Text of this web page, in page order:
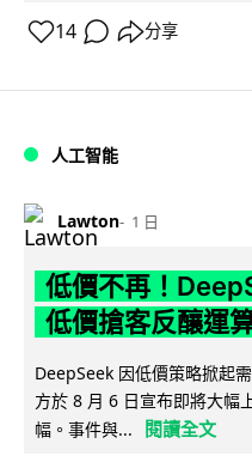
14 分享
人工智能
Lawton 1 日
低價不再！
低價搶客反釀運
DeepSeek 因低價策略掀起
方於 8 月 6 日宣布即將大幅
幅。事件與...
閱讀全文